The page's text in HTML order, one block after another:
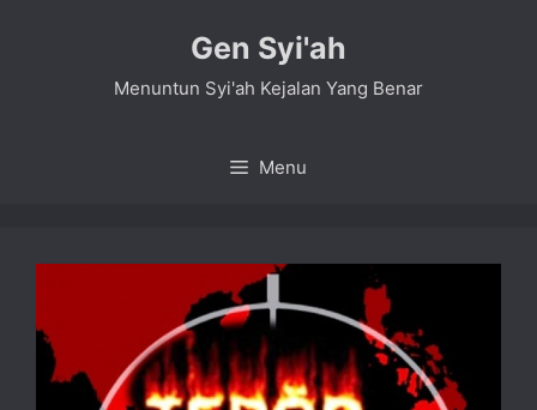
Gen Syi'ah
Menuntun Syi'ah Kejalan Yang Benar
Menu